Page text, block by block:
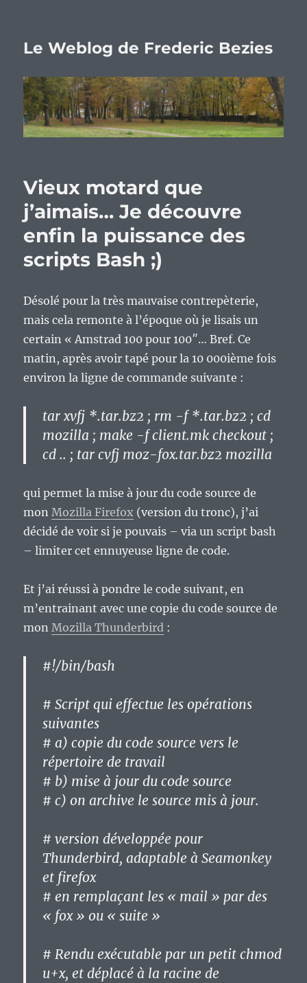
Le Weblog de Frederic Bezies
Vieux motard que
j’aimais… Je découvre
enfin la puissance des
scripts Bash ;)
Désolé pour la très mauvaise contrepèterie,
mais cela remonte à l’époque où je lisais un
certain « Amstrad 100 pour 100″… Bref. Ce
matin, après avoir tapé pour la 10 000ième fois
environ la ligne de commande suivante :
tar xvfj *.tar.bz2 ; rm -f *.tar.bz2 ; cd
mozilla ; make -f client.mk checkout ;
cd .. ; tar cvfj moz-fox.tar.bz2 mozilla
qui permet la mise à jour du code source de
monMozilla Firefox (version du tronc), j’ai
décidé de voir si je pouvais – via un script bash
– limiter cet ennuyeuse ligne de code.
Et j’ai réussi à pondre le code suivant, en
m’entrainant avec une copie du code source de
monMozilla Thunderbird :
#!/bin/bash
# Script qui effectue les opérations
suivantes
# a) copie du code source vers le
répertoire de travail
# b) mise à jour du code source
# c) on archive le source mis à jour.
# version développée pour
Thunderbird, adaptable à Seamonkey
et firefox
# en remplaçant les « mail » par des
« fox » ou « suite »
# Rendu exécutable par un petit chmod
u+x, et déplacé à la racine de